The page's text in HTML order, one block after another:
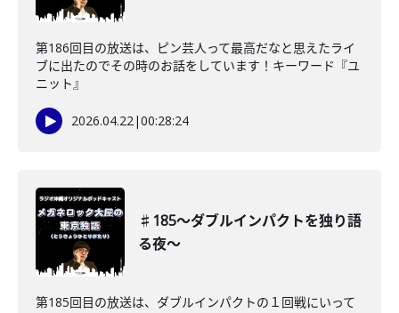
第186回目の放送は、ピン芸人って最高だなと思えたライ
ブに出たのでその時のお話をしています！キーワード『ユ
ニット』
2026.04.22|00:28:24
♯185〜ダブルインパクトを独り語
る夜〜
第185回目の放送は、ダブルインパクトの１回戦にいって